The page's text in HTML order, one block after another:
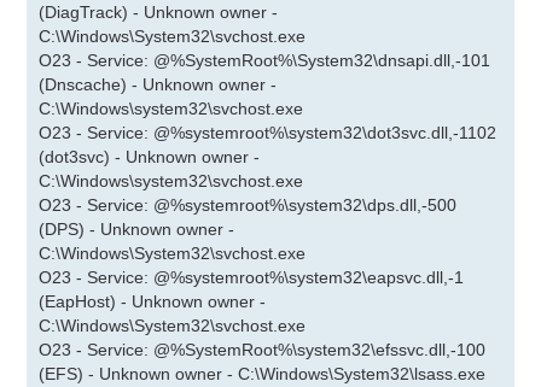
(DiagTrack) - Unknown owner -
C:\Windows\System32\svchost.exe
O23 - Service: @%SystemRoot%\System32\dnsapi.dll,-101
(Dnscache) - Unknown owner -
C:\Windows\system32\svchost.exe
O23 - Service: @%systemroot%\system32\dot3svc.dll,-1102
(dot3svc) - Unknown owner -
C:\Windows\system32\svchost.exe
O23 - Service: @%systemroot%\system32\dps.dll,-500
(DPS) - Unknown owner -
C:\Windows\System32\svchost.exe
O23 - Service: @%systemroot%\system32\eapsvc.dll,-1
(EapHost) - Unknown owner -
C:\Windows\System32\svchost.exe
O23 - Service: @%SystemRoot%\system32\efssvc.dll,-100
(EFS) - Unknown owner - C:\Windows\System32\lsass.exe